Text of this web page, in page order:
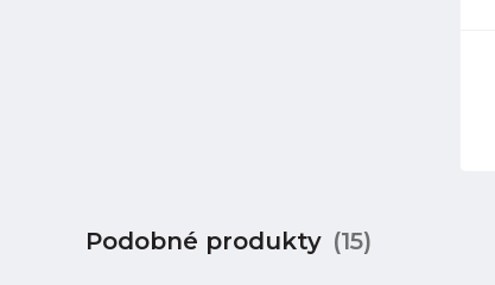
Podobné produkty (15)